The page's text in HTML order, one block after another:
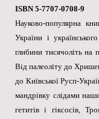
ISBN 5-7707-0708-9
Науково-популярна
України і
глибини тисячоліть на
Від палеоліту до
до Київської Русп-
мандрівку слідами
гетитів і гіксосів,